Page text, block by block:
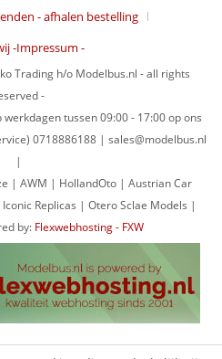
- afhalen bestelling
-Impressum -
Trading h/o Modelbus.nl - all rights
-
tussen 09:00 - 17:00 op ons
0718886188 | sales@modelbus.nl
|
| AWM | HollandOto | Austrian Car
Replicas | Otero Sclae Models |
by: Flexwebhosting - FXW